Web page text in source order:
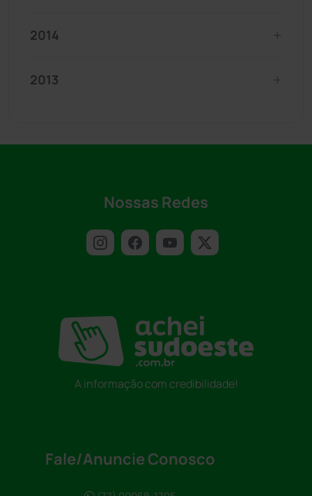
2014
2013
Nossas Redes
A informação com credibilidade!
Fale/Anuncie Conosco